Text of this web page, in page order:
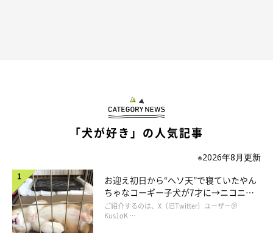
「犬が好き」の人気記事
※2026年8月更新
お迎え初日から“ヘソ天”で寝ていたやん
ちゃなコーギー子犬が7才に→ニコニ
コ“コーギースマイル”が魅力のコに成
長！
ご紹介するのは、X（旧Twitter）ユーザー＠
Kus1oK …